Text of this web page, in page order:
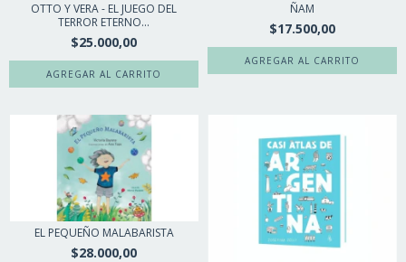
OTTO Y VERA - EL JUEGO DEL
TERROR ETERNO...
$25.000,00
ÑAM
$17.500,00
EL PEQUEÑO MALABARISTA
$28.000,00